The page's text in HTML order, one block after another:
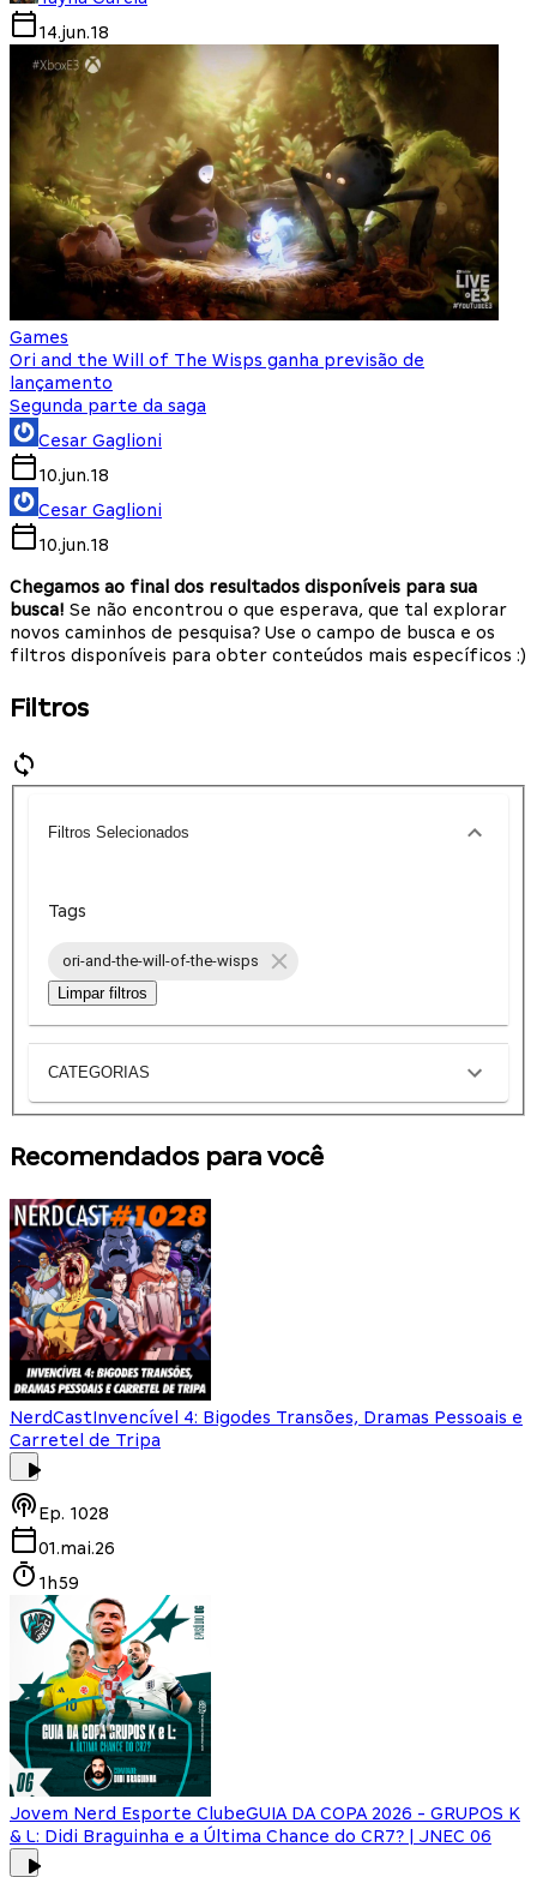
14.jun.18
Games
Ori and the Will of The Wisps ganha previsão de
lançamento
Segunda parte da saga
Cesar Gaglioni
10.jun.18
Cesar Gaglioni
10.jun.18
Chegamos ao final dos resultados disponíveis para sua
busca! Se não encontrou o que esperava, que tal explorar
novos caminhos de pesquisa? Use o campo de busca e os
filtros disponíveis para obter conteúdos mais específicos :)
Filtros
Filtros Selecionados
Tags
ori-and-the-will-of-the-wisps
Limpar filtros
CATEGORIAS
Recomendados para você
NerdCastInvencível 4: Bigodes Transões, Dramas Pessoais e
Carretel de Tripa
Ep. 1028
01.mai.26
1h59
Jovem Nerd Esporte ClubeGUIA DA COPA 2026 - GRUPOS K
& L: Didi Braguinha e a Última Chance do CR7? | JNEC 06